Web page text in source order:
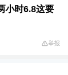
小时6.8这要
举报